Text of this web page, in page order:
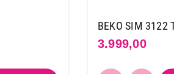
BEKO SIM 3122
3.999,00